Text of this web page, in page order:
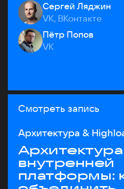
Сергей Ляджин
VK, ВКонтакте
Пётр Попов
VK
Смотреть запись
Архитектура &
Архитектура
внутренней
платформы: